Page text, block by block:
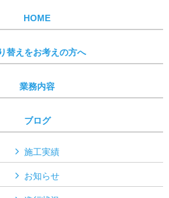
HOME
替えをお考えの方へ
業務内容
ブログ
施工実績
お知らせ